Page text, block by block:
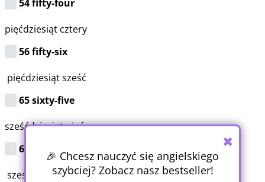
54 fifty-four
pięćdziesiąt cztery
56 fifty-six
pięćdziesiąt sześć
65 sixty-five
sześćdziesiąt pięć
66 sixty-six
sześćdziesiąt sześć
🎉 Chcesz nauczyć się angielskiego
szybciej? Zobacz nasz bestseller!
✖